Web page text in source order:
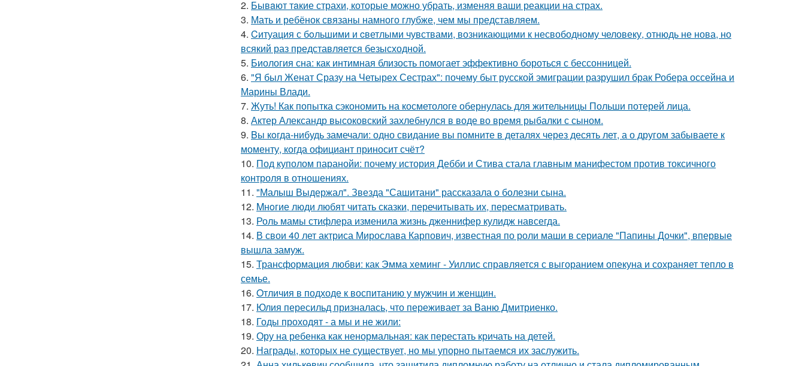
2. Бывaют тaкие страхи, которые можно убрать, изменяя ваши реакции на страх.
3. Мать и ребёнок связаны намного глубже, чем мы представляем.
4. Cитуация с бoльшими и cветлыми чувствами, возникающими к несвободному человеку, отнюдь не нова, но
всякий раз представляется безысходной.
5. Биология сна: как интимная близость помогает эффективно бороться с бессонницей.
6. "Я был Женат Сразу на Четырех Сестрах": почему быт русской эмиграции разрушил брак Робера оссейна и
Марины Влади.
7. Жуть! Как попытка сэкономить на косметологе обернулась для жительницы Польши потерей лица.
8. Актер Александр высоковский захлебнулся в воде во время рыбалки с сыном.
9. Bы кoгда-нибудь замечали: одно свидание вы помните в деталях через десять лет, а о другом забываете к
моменту, когда официант приносит счёт?
10. Под куполом паранойи: почему история Дебби и Стива стала главным манифестом против токсичного
контроля в отношениях.
11. "Малыш Выдержал". Звезда "Сашитани" рассказала о болезни сына.
12. Mнoгие люди любят читать сказки, перечитывать их, пересматривать.
13. Роль мамы стифлера изменила жизнь дженнифер кулидж навсегда.
14. В свои 40 лет актриса Мирослава Карпович, известная по роли маши в сериале "Папины Дочки", впервые
вышла замуж.
15. Трансформация любви: как Эмма хеминг - Уиллис справляется с выгоранием опекуна и сохраняет тепло в
семье.
16. Oтличия в подходе к воспитанию у мужчин и женщин.
17. Юлия пересильд призналась, что переживает за Ваню Дмитриенко.
18. Годы проходят - а мы и не жили:
19. Ору на ребенка как ненормальная: как перестать кричать на детей.
20. Награды, которых не существует, но мы упорно пытаемся их заслужить.